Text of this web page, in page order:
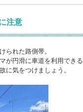
注意
られた路側帯。
が円滑に車道を利用でき
に気をつけましょう。